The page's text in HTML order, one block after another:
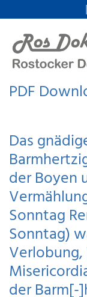
zum Inhalt
PDF
Das
der Boyen
Sonntag
Sonntag)
der